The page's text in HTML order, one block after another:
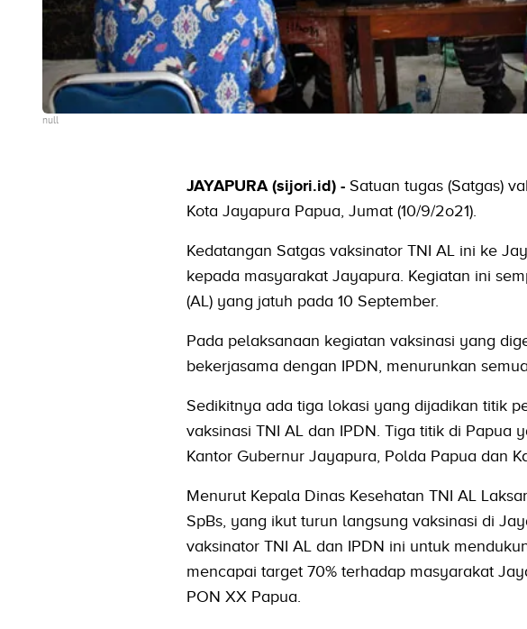
null
JAYAPURA (sijori.id) -Satuan tugas (Satgas)
Kota Jayapura Papua, Jumat (10/9/2o21).
Kedatangan Satgas vaksinator TNI AL ini ke
kepada masyarakat Jayapura. Kegiatan ini
(AL) yang jatuh pada 10 September.
Pada pelaksanaan kegiatan vaksinasi yang
bekerjasama dengan IPDN, menurunkan
Sedikitnya ada tiga lokasi yang dijadikan titik
vaksinasi TNI AL dan IPDN. Tiga titik di Papua
Kantor Gubernur Jayapura, Polda Papua dan
Menurut Kepala Dinas Kesehatan TNI AL
SpBs, yang ikut turun langsung vaksinasi di
vaksinator TNI AL dan IPDN ini untuk
mencapai target 70% terhadap masyarakat
PON XX Papua.